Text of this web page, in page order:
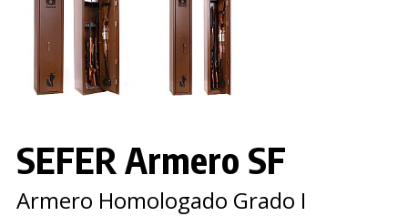
SEFER Armero SF
Armero Homologado Grado I